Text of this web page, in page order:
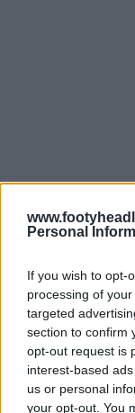
Personal
If you wish to opt-
processing of
targeted
section to confirm
opt-out request is
interest-based
us or personal
your opt-out. You
La maglia
disponibile da
Dai un'occhiata
Football Kit